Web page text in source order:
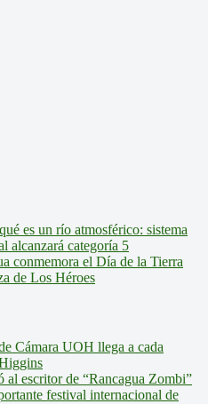
es un río atmosférico: sistema
alcanzará categoría 5
conmemora el Día de la Tierra
de Los Héroes
Cámara UOH llega a cada
al escritor de “Rancagua Zombi”
festival internacional de